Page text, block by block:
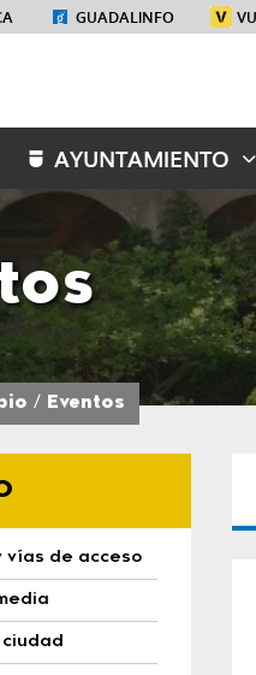
GUADALINFO
AYUNTAMIENTO
Eventos
vías de acceso